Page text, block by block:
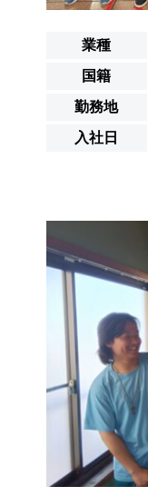
業種
国籍
勤務地
入社日